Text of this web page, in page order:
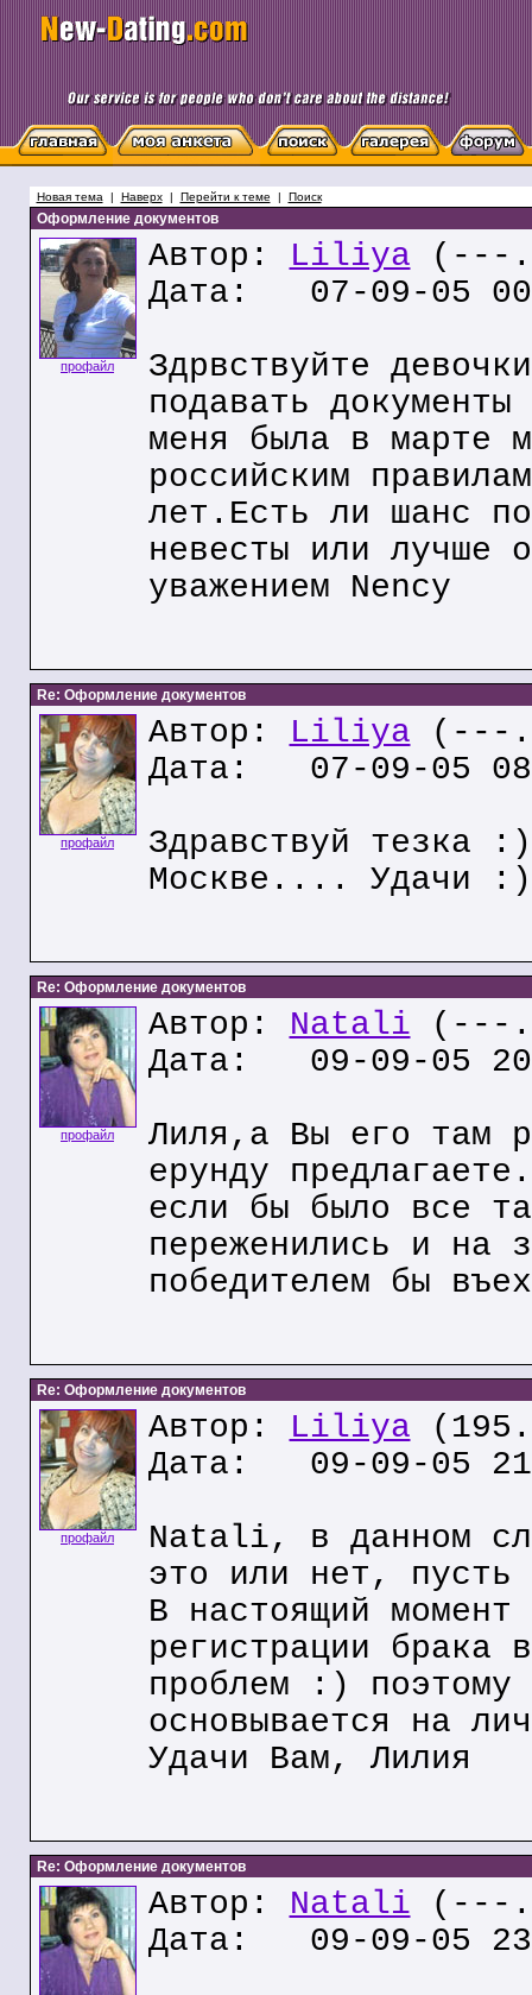
Новая тема | Наверх| Перейти к теме | Поиск
Оформление документов
профайл
Автор: Liliya (---
Дата: 07-09-05
Здрвствуйте
подавать
меня была в марте
российским
лет.Есть ли шанс
невесты или лучше
уважением Nency
Re: Оформление документов
профайл
Автор: Liliya (---
Дата: 07-09-05
Здравствуй тезка
Москве.... Удачи :)
Re: Оформление документов
профайл
Автор: Natali (---
Дата: 09-09-05
Лиля,а Вы его там
ерунду предлагаете.
если бы было все
переженились и на
победителем бы
Re: Оформление документов
профайл
Автор: Liliya
Дата: 09-09-05
Natali, в данном
это или нет,
В настоящий
регистрации брака
проблем :) поэтому
основывается на
Удачи Вам, Лилия
Re: Оформление документов
Автор: Natali (---
Дата: 09-09-05